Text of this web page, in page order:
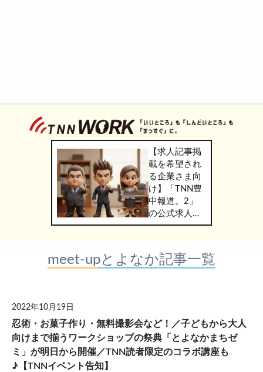
【求人記事掲
載を希望され
る企業さま向
け】「TNN豊
中報道。2」
の公式求人情
報サービス
WORK」のご
掲載につきま
meet-upとよなか記事一覧
2022年10月19日
忍術・お菓子作り・無料撮影会など！／子どもから大人
向けまで揃うワークショップの祭典「とよなかまちゼ
ミ」が明日から開催／TNN読者限定のコラボ講座も
♪【TNNイベント告知】